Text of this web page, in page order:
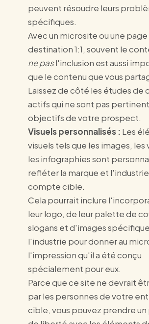
peuvent résoudre leurs
spécifiques.
Avec un microsite ou une
destination 1:1, souvent le
ne pasl'inclusion est aussi
que le contenu que vous
Laissez de côté les études de
actifs qui ne sont pas
objectifs de votre prospect.
Visuels personnalisés : Les
visuels tels que les images, les
les infographies sont
refléter la marque et
compte cible.
Cela pourrait inclure
leur logo, de leur palette de
slogans et d'images
l'industrie pour donner au
l'impression qu'il a été conçu
spécialement pour eux.
Parce que ce site ne devrait
par les personnes de votre
cible, vous pouvez prendre un